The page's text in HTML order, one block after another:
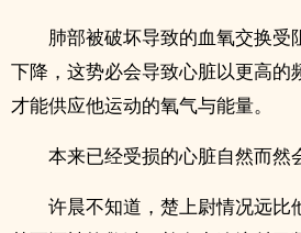
肺部被破坏导致的血氧交换受
下降，这势必会导致心脏以更高的
才能供应他运动的氧气与能量。
本来已经受损的心脏自然而然
许晨不知道，楚上尉情况远比